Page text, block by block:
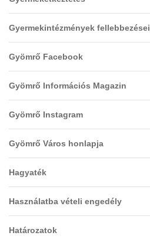
Gyermekintézmények fellebbezései
Gyömrő Facebook
Gyömrő Információs Magazin
Gyömrő Instagram
Gyömrő Város honlapja
Hagyaték
Használatba vételi engedély
Határozatok